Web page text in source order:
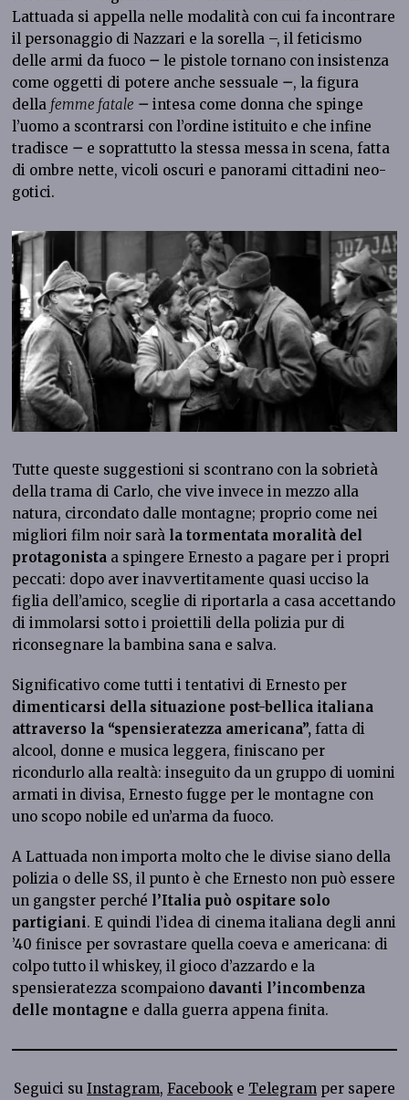
Lattuada si appella nelle modalità con cui fa incontrare
il personaggio di Nazzari e la sorella –, il feticismo
delle armi da fuoco – le pistole tornano con insistenza
come oggetti di potere anche sessuale –, la figura
della femme fatale – intesa come donna che spinge
l’uomo a scontrarsi con l’ordine istituito e che infine
tradisce – e soprattutto la stessa messa in scena, fatta
di ombre nette, vicoli oscuri e panorami cittadini neo-
gotici.
Tutte queste suggestioni si scontrano con la sobrietà
della trama di Carlo, che vive invece in mezzo alla
natura, circondato dalle montagne; proprio come nei
migliori film noir sarà la tormentata moralità del
protagonista a spingere Ernesto a pagare per i propri
peccati: dopo aver inavvertitamente quasi ucciso la
figlia dell’amico, sceglie di riportarla a casa accettando
di immolarsi sotto i proiettili della polizia pur di
riconsegnare la bambina sana e salva.
Significativo come tutti i tentativi di Ernesto per
dimenticarsi della situazione post-bellica italiana
attraverso la “spensieratezza americana”, fatta di
alcool, donne e musica leggera, finiscano per
ricondurlo alla realtà: inseguito da un gruppo di uomini
armati in divisa, Ernesto fugge per le montagne con
uno scopo nobile ed un’arma da fuoco.
A Lattuada non importa molto che le divise siano della
polizia o delle SS, il punto è che Ernesto non può essere
un gangster perché l’Italia può ospitare solo
partigiani. E quindi l’idea di cinema italiana degli anni
’40 finisce per sovrastare quella coeva e americana: di
colpo tutto il whiskey, il gioco d’azzardo e la
spensieratezza scompaiono davanti l’incombenza
delle montagne e dalla guerra appena finita.
Seguici su Instagram, Facebooke Telegramper sapere